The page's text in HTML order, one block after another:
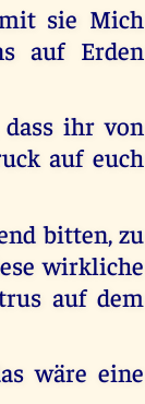
sie Mich
auf Erden
ihr von
auf euch
bitten, zu
wirkliche
auf dem
wäre eine